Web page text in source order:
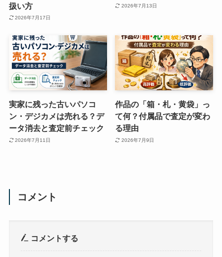
扱い方
2026年7月17日
2026年7月13日
実家に残った古いパソコ
ン・デジカメは売れる？デ
ータ消去と査定前チェック
2026年7月11日
作品の「箱・札・黄袋」っ
て何？付属品で査定が変わ
る理由
2026年7月9日
コメント
コメントする